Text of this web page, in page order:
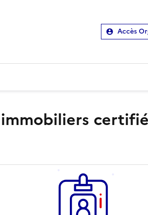
Accès
immobiliers